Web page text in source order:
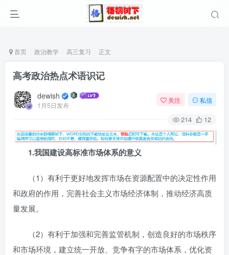
首页 政治教学 高三复习 正文
高考政治热点术语识记
dewish
1月5日发布
关注 私信
214 12
1.我国建设高标准市场体系的意义
（1）有利于更好地发挥市场在资源配置中的决定性作用
和政府的作用，完善社会主义市场经济体制，推动经济高质
量发展。
（2）有利于加强和完善监管机制，创造良好的市场秩序
和市场环境，建立统一开放、竞争有字的市场体系，优化资